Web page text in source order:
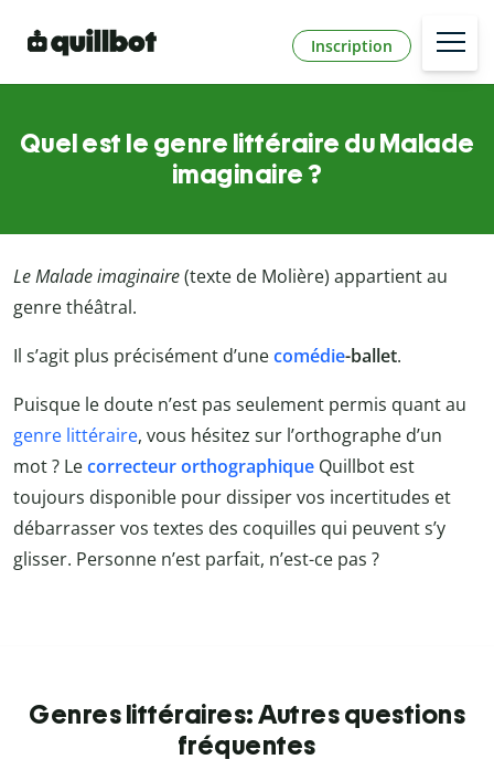
Inscription
Quel est le genre littéraire du Malade
imaginaire ?
Le Malade imaginaire(texte de Molière) appartient au
genre théâtral.
Il s’agit plus précisément d’unecomédie-ballet.
Puisque le doute n’est pas seulement permis quant au
genre littéraire, vous hésitez sur l’orthographe d’un
mot ? Lecorrecteur orthographique Quillbot est
toujours disponible pour dissiper vos incertitudes et
débarrasser vos textes des coquilles qui peuvent s’y
glisser. Personne n’est parfait, n’est-ce pas ?
Genres littéraires: Autres questions
fréquentes